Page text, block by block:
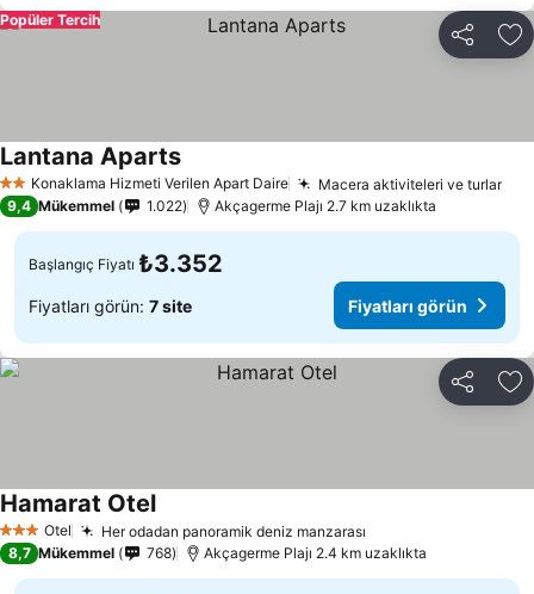
Paylaş
Popüler Tercih
2 YıldızKonaklama Hizmeti Verilen Apart Daire Macera aktiviteleri ve turlar
Lantana Aparts
9,4 Mükemmel 1.022 Akçagerme Plajı 2.7 km uzaklıkta
Başlangıç Fiyatı ₺3.352
Fiyatları görün: 7 site Fiyatları görün
Paylaş
3 YıldızOtel Her odadan panoramik deniz manzarası
Hamarat Otel
8,7 Mükemmel 768 Akçagerme Plajı 2.4 km uzaklıkta